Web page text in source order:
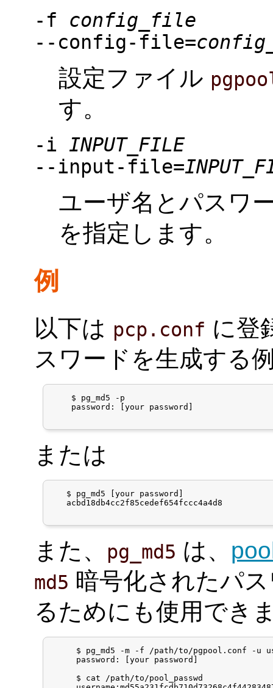
-f config_file
--config-file=
設定ファイル
す。
-i INPUT_FILE
--input-file=
ユーザ名とパスワ
を指定します。
例
以下は pcp.conf に登
スワードを生成する
    $ pg_md5 -p
    password: [your password]
または
   $ pg_md5 [your password]
   acbd18db4cc2f85cedef654fccc4a4d8
また、 pg_md5 は、
md5 暗号化されたパ
るためにも使用でき
$ pg_md5 -m -f /path/to/pgpool.conf -u
     password: [your password]
     $ cat /path/to/pool_passwd